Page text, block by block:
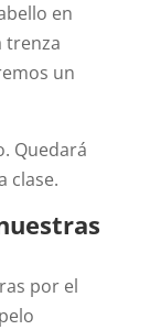
en
trenza
un
Quedará
clase.
por el